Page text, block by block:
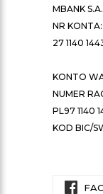
MBANK S.A.
NR KONTA:
27 1140
KONTO
NUMER
PL97 1140
KOD BIC/